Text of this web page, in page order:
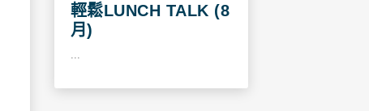
輕鬆LUNCH TALK (8
月)